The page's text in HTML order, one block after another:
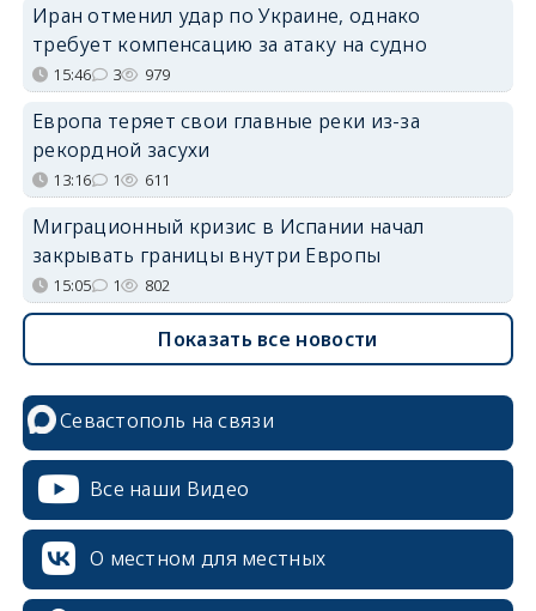
Иран отменил удар по Украине, однако
требует компенсацию за атаку на судно
15:46 3 979
Европа теряет свои главные реки из-за
рекордной засухи
13:16 1 611
Миграционный кризис в Испании начал
закрывать границы внутри Европы
15:05 1 802
Показать все новости
Севастополь на связи
Все наши Видео
О местном для местных